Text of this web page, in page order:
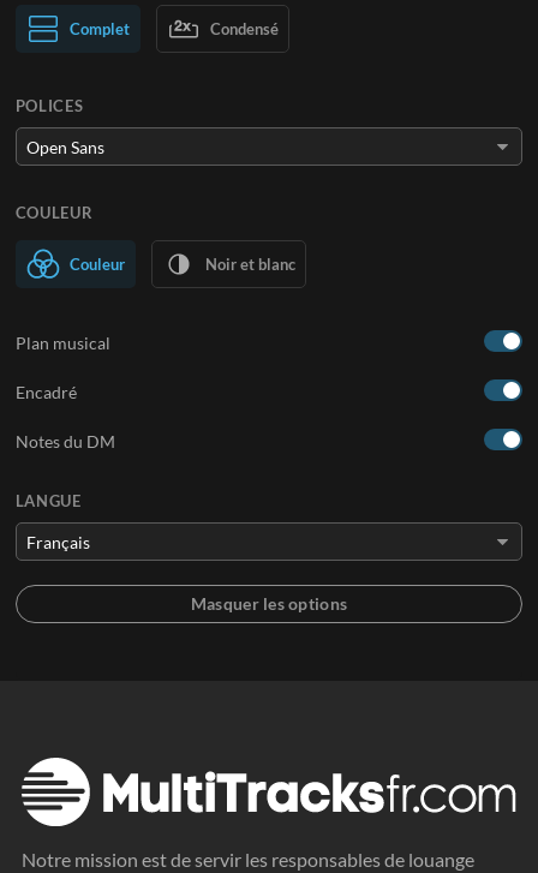
Normal Large
Complet Condensé
POLICES
COULEUR
Couleur Noir et blanc
Plan musical
Encadré
Notes du DM
LANGUE
Notre mission est de servir les responsables de louange